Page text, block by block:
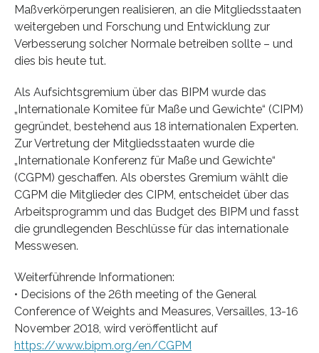
Maßverkörperungen realisieren, an die Mitgliedsstaaten
weitergeben und Forschung und Entwicklung zur
Verbesserung solcher Normale betreiben sollte – und
dies bis heute tut.
Als Aufsichtsgremium über das BIPM wurde das
„Internationale Komitee für Maße und Gewichte“ (CIPM)
gegründet, bestehend aus 18 internationalen Experten.
Zur Vertretung der Mitgliedsstaaten wurde die
„Internationale Konferenz für Maße und Gewichte“
(CGPM) geschaffen. Als oberstes Gremium wählt die
CGPM die Mitglieder des CIPM, entscheidet über das
Arbeitsprogramm und das Budget des BIPM und fasst
die grundlegenden Beschlüsse für das internationale
Messwesen.
Weiterführende Informationen:
• Decisions of the 26th meeting of the General
Conference of Weights and Measures, Versailles, 13-16
November 2018, wird veröffentlicht auf
https://www.bipm.org/en/CGPM